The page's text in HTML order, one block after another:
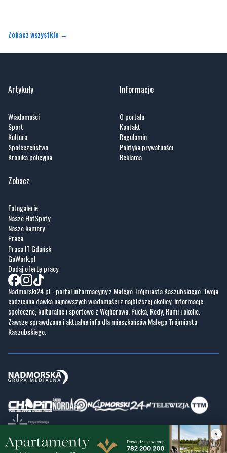
Artykuły
Sport
Kronika policyjna
Informacje
Kontakt
Reklama
Zobacz
Nasze HotSpoty
Praca IT Gdańsk
GoWork.pl
Dodaj ofertę pracy
Nadmorski24.pl - portal informacyjny z Małego Trójmiasta Kaszubskiego. Twoja
codzienna dawka najnowszych wiadomości z najbliższej okolicy. Informacje
społeczne, kulturalne i sportowe z Wejherowa, Pucka, Redy, Rumi i okolic.
Zawsze sprawdzone i aktualne info dla mieszkańców Małego Trójmiasta
Kaszubskiego.
Copyrights © Nadmorski24.pl 2026 r.
Projekt i wykonaniePixlab.pl
×